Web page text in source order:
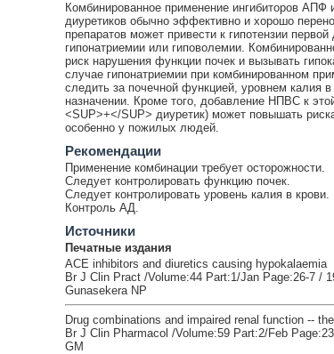
Комбинированное применение ингибиторов АПФ
диуретиков обычно эффективно и хорошо
препаратов может привести к гипотензии
гипонатриемии или гиповолемии.
риск нарушения функции почек и вызывать
случае гипонатриемии при комбинированном
следить за почечной функцией, уровнем калия
назначении. Кроме того, добавление НПВС к
<SUP>+</SUP> диуретик) может повышать
особенно у пожилых людей.
Рекомендации
Применение комбинации требует осторожности.
Следует контролировать функцию почек.
Следует контролировать уровень калия в крови.
Контроль АД.
Источники
Печатные издания
ACE inhibitors and diuretics causing hypokalaemia
Br J Clin Pract /Volume:44 Part:1/Jan Page:26-7 /
Gunasekera NP
Drug combinations and impaired renal function --
Br J Clin Pharmacol /Volume:59 Part:2/Feb
GM